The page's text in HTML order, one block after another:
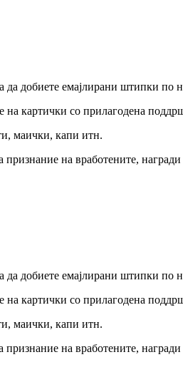
да добиете емајлирани штипки по
на картички со прилагодена
маички, капи итн.
на вработените, награди
да добиете емајлирани штипки по
на картички со прилагодена
маички, капи итн.
на вработените, награди